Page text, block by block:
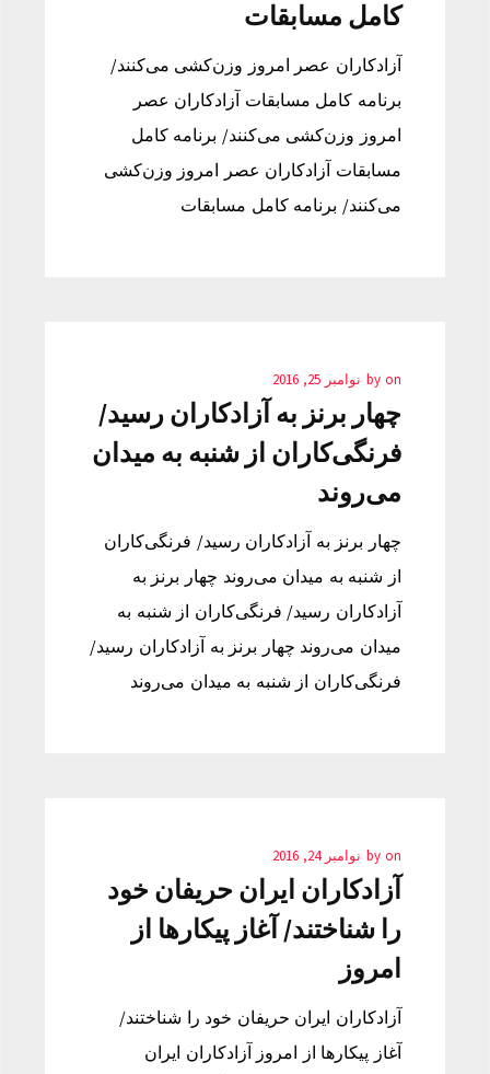
کامل مسابقات
آزادکاران عصر امروز وزن‌کشی می‌کنند/
برنامه کامل مسابقات آزادکاران عصر
امروز وزن‌کشی می‌کنند/ برنامه کامل
مسابقات آزادکاران عصر امروز وزن‌کشی
می‌کنند/ برنامه کامل مسابقات
by on نوامبر 25, 2016
چهار برنز به آزادکاران رسید/
فرنگی‌کاران از شنبه به میدان
می‌روند
چهار برنز به آزادکاران رسید/ فرنگی‌کاران
از شنبه به میدان می‌روند چهار برنز به
آزادکاران رسید/ فرنگی‌کاران از شنبه به
میدان می‌روند چهار برنز به آزادکاران رسید/
فرنگی‌کاران از شنبه به میدان می‌روند
by on نوامبر 24, 2016
آزادکاران ایران حریفان خود
را شناختند/ آغاز پیکارها از
امروز
آزادکاران ایران حریفان خود را شناختند/
آغاز پیکارها از امروز آزادکاران ایران